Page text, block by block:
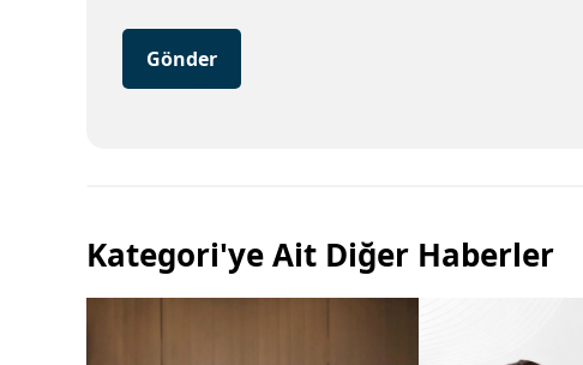
Gönder
Kategori'ye Ait Diğer Haberler